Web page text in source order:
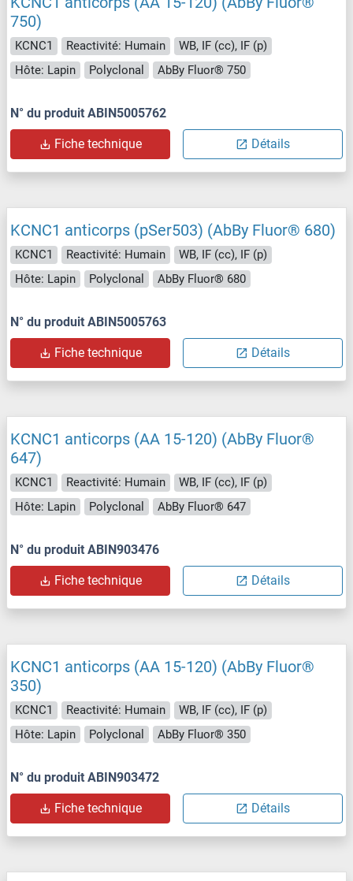
750)
KCNC1 Reactivité: Humain
WB, IF (cc), IF (p)
Hôte: Lapin
Polyclonal AbBy Fluor® 750
N° du produit ABIN5005762
Fiche technique Détails
KCNC1 anticorps (pSer503) (AbBy Fluor® 680)
KCNC1 Reactivité: Humain
WB, IF (cc), IF (p)
Hôte: Lapin
Polyclonal AbBy Fluor® 680
N° du produit ABIN5005763
Fiche technique Détails
KCNC1 anticorps (AA 15-120) (AbBy Fluor®
647)
KCNC1 Reactivité: Humain
WB, IF (cc), IF (p)
Hôte: Lapin
Polyclonal AbBy Fluor® 647
N° du produit ABIN903476
Fiche technique Détails
KCNC1 anticorps (AA 15-120) (AbBy Fluor®
350)
KCNC1 Reactivité: Humain
WB, IF (cc), IF (p)
Hôte: Lapin
Polyclonal AbBy Fluor® 350
N° du produit ABIN903472
Fiche technique Détails